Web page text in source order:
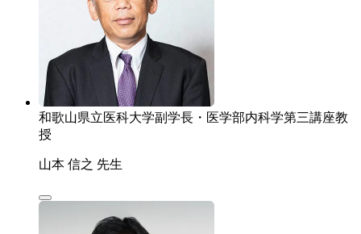
和歌山県立医科大学副学長・医学部内科学第三講座教
授
山本 信之 先生